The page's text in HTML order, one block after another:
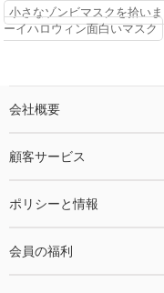
小さなゾンビマスクを拾い
ーイハロウィン面白いマスク
会社概要
顧客サービス
ポリシーと情報
会員の福利